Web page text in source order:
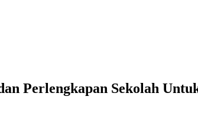
Perlengkapan Sekolah